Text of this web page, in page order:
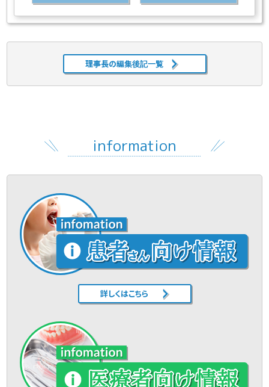
理事長の編集後記一覧
information
詳しくはこちら